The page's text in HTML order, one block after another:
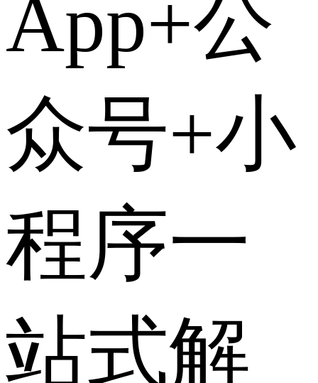
App+公
众号+小
程序一
站式解